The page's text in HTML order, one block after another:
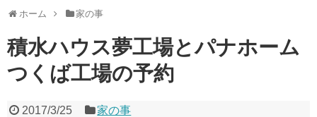
ホーム 家の事
積水ハウス夢工場とパナホーム
つくば工場の予約
2017/3/25 家の事